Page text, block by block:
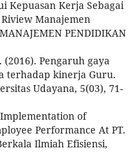
Kepuasan Kerja Sebagai
Manajemen
PENDIDIKAN
Pengaruh gaya
terhadap kinerja Guru.
Udayana, 5(03), 71-
of
Performance At PT.
Ilmiah Efisiensi,